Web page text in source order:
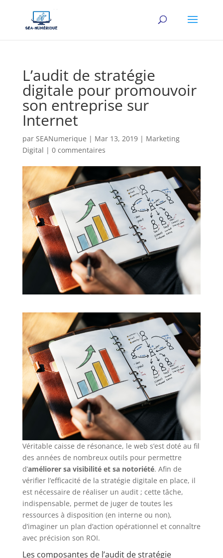
L’audit de stratégie
digitale pour promouvoir
son entreprise sur
Internet
par SEANumerique | Mar 13, 2019| Marketing
Digital | 0 commentaires
Véritable caisse de résonance, le web s’est doté au fil
des années de nombreux outils pour permettre
d’améliorer sa visibilité et sa notoriété. Afin de
vérifier l’efficacité de la stratégie digitale en place, il
est nécessaire de réaliser un audit ; cette tâche,
indispensable, permet de juger de toutes les
ressources à disposition (en interne ou non),
d’imaginer un plan d’action opérationnel et connaître
avec précision son ROI.
Les composantes de l’audit de stratégie